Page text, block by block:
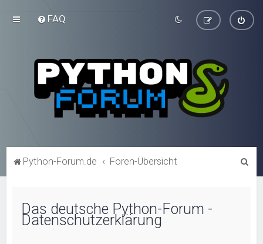
FAQ
Python-Forum.de Foren-Übersicht
Das deutsche Python-Forum -
Datenschutzerklärung